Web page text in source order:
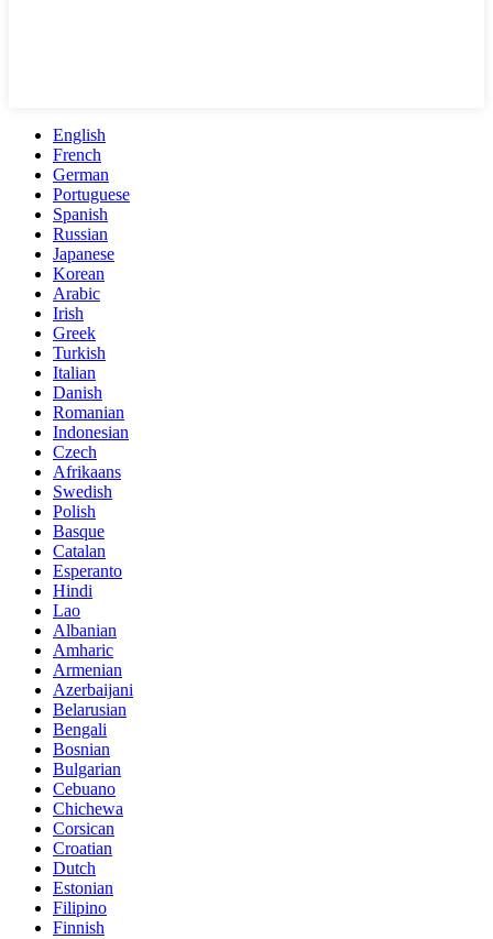
English
French
German
Portuguese
Spanish
Russian
Japanese
Korean
Arabic
Irish
Greek
Turkish
Italian
Danish
Romanian
Indonesian
Czech
Afrikaans
Swedish
Polish
Basque
Catalan
Esperanto
Hindi
Lao
Albanian
Amharic
Armenian
Azerbaijani
Belarusian
Bengali
Bosnian
Bulgarian
Cebuano
Chichewa
Corsican
Croatian
Dutch
Estonian
Filipino
Finnish